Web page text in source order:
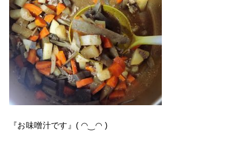
『お味噌汁です』( ◠‿◠ )